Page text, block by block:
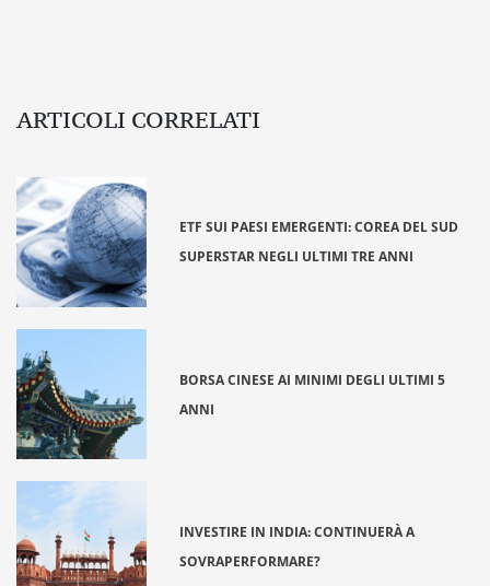
ARTICOLI CORRELATI
ETF SUI PAESI EMERGENTI: COREA DEL SUD
SUPERSTAR NEGLI ULTIMI TRE ANNI
BORSA CINESE AI MINIMI DEGLI ULTIMI 5
ANNI
INVESTIRE IN INDIA: CONTINUERÀ A
SOVRAPERFORMARE?